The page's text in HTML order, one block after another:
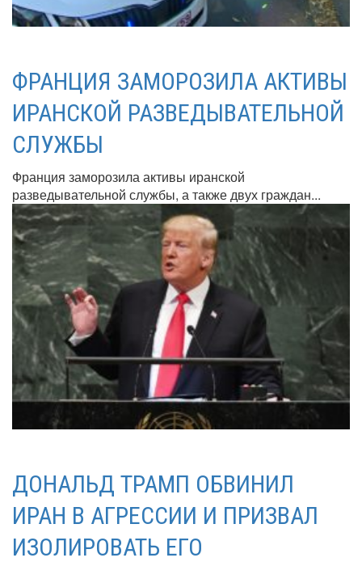
ФРАНЦИЯ ЗАМОРОЗИЛА АКТИВЫ
ИРАНСКОЙ РАЗВЕДЫВАТЕЛЬНОЙ
СЛУЖБЫ
Франция заморозила активы иранской
разведывательной службы, а также двух граждан...
ДОНАЛЬД ТРАМП ОБВИНИЛ
ИРАН В АГРЕССИИ И ПРИЗВАЛ
ИЗОЛИРОВАТЬ ЕГО